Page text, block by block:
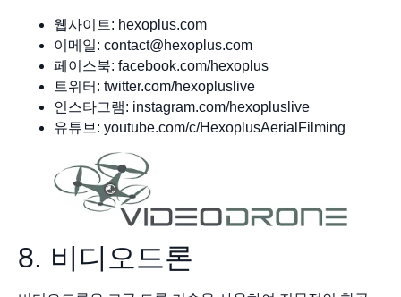
웹사이트: hexoplus.com
이메일: contact@hexoplus.com
페이스북: facebook.com/hexoplus
트위터: twitter.com/hexopluslive
인스타그램: instagram.com/hexopluslive
유튜브: youtube.com/c/HexoplusAerialFilming
8. 비디오드론